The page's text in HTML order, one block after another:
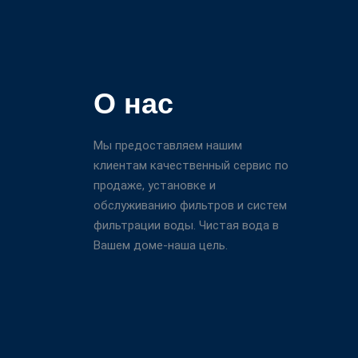
О нас
Мы предоставляем нашим
клиентам качественный сервис по
продаже, установке и
обслуживанию фильтров и систем
фильтрации воды. Чистая вода в
Вашем доме-наша цель.